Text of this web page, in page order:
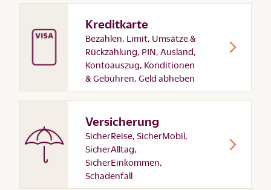
Kreditkarte
Bezahlen, Limit, Umsätze &
Rückzahlung, PIN, Ausland,
Kontoauszug, Konditionen
& Gebühren, Geld abheben
Versicherung
SicherReise, SicherMobil,
SicherAlltag,
SicherEinkommen,
Schadenfall